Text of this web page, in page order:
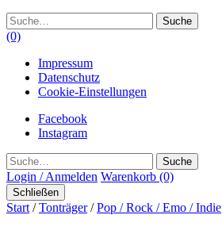
Suche
(0)
Impressum
Datenschutz
Cookie-Einstellungen
Facebook
Instagram
Suche
Login / Anmelden Warenkorb (0)
Schließen
Start /Tonträger/Pop / Rock / Emo / Indie